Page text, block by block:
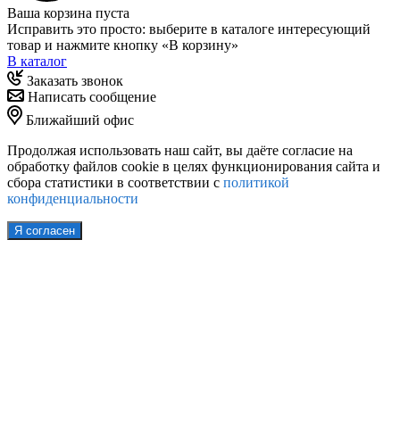
Ваша корзина пуста
Исправить это просто: выберите в каталоге интересующий
товар и нажмите кнопку «В корзину»
В каталог
Заказать звонок
Написать сообщение
Ближайший офис
Продолжая использовать наш сайт, вы даёте согласие на
обработку файлов cookie в целях функционирования сайта и
сбора статистики в соответствии с политикой
конфиденциальности
Я согласен